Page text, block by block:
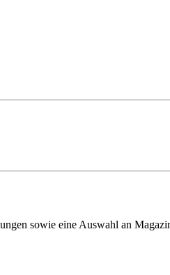
sowie eine Auswahl an